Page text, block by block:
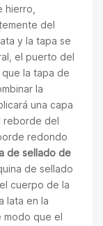
hierro,
del
y la tapa se
el puerto del
la tapa de
la
una capa
reborde del
redondo
de sellado de
de sellado
cuerpo de la
lata en la
modo que el